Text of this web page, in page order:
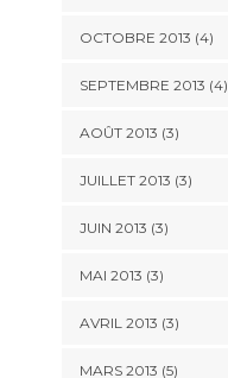
OCTOBRE 2013 (4)
SEPTEMBRE 2013 (4)
AOÛT 2013 (3)
JUILLET 2013 (3)
JUIN 2013 (3)
MAI 2013 (3)
AVRIL 2013 (3)
MARS 2013 (5)